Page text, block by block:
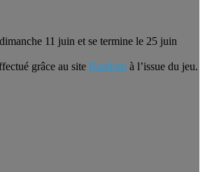
11 juin et se termine le 25 juin
grâce au site Random à l’issue du jeu.